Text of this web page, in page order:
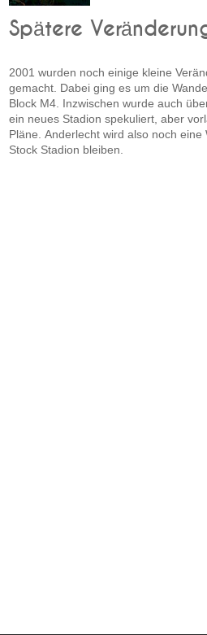
Spätere
2001 wurden noch einige kleine
gemacht. Dabei ging es um die
Block M4. Inzwischen wurde auch
ein neues Stadion spekuliert, aber
Pläne. Anderlecht wird also noch eine
Stock Stadion bleiben.